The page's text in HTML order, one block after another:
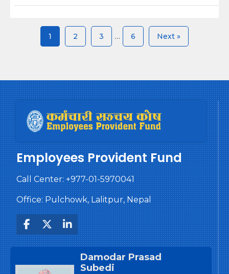
1 2 3 … 6 Next »
Employees Provident Fund
Call Center:+977-01-5970041
Office: Pulchowk, Lalitpur, Nepal
Damodar Prasad
Subedi